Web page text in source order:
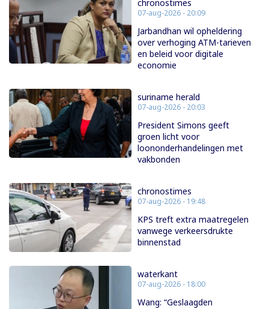
chronostimes
07-aug-2026 - 20:09
Jarbandhan wil opheldering
over verhoging ATM-tarieven
en beleid voor digitale
economie
suriname herald
07-aug-2026 - 20:03
President Simons geeft
groen licht voor
loononderhandelingen met
vakbonden
chronostimes
07-aug-2026 - 19:48
KPS treft extra maatregelen
vanwege verkeersdrukte
binnenstad
waterkant
07-aug-2026 - 18:00
Wang: “Geslaagden